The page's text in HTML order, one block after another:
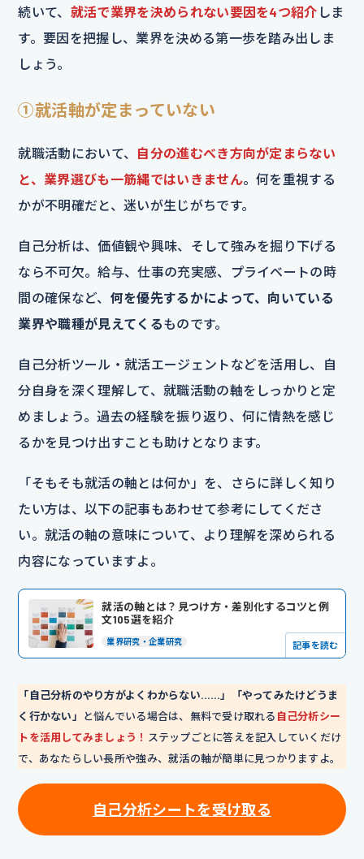
続いて、 就活で業界を決められない要因を4つ紹介 しま
す。要因を把握し、業界を決める第一歩を踏み出しま
しょう。
①就活軸が定まっていない
就職活動において、 自分の進むべき方向が定まらない
と、業界選びも一筋縄ではいきません。何を重視する
かが不明確だと、迷いが生じがちです。
自己分析は、価値観や興味、そして強みを掘り下げる
なら不可欠。給与、仕事の充実感、プライベートの時
間の確保など、 何を優先するかによって、向いている
業界や職種が見えてくるものです。
自己分析ツール・就活エージェントなどを活用し、自
分自身を深く理解して、就職活動の軸をしっかりと定
めましょう。過去の経験を振り返り、何に情熱を感じ
るかを見つけ出すことも助けとなります。
「そもそも就活の軸とは何か」を、さらに詳しく知り
たい方は、以下の記事もあわせて参考にしてくださ
い。就活の軸の意味について、より理解を深められる
内容になっていますよ。
就活の軸とは？見つけ方・差別化するコツと例
文105選を紹介
業界研究・企業研究 記事を読む
「自己分析のやり方がよくわからない……」「やってみたけどうま
く行かない」
と悩んでいる場合は、無料で受け取れる 自己分析シー
トを活用してみましょう！ ステップごとに答えを記入していくだけ
で、あなたらしい長所や強み、就活の軸が簡単に見つかりますよ。
自己分析シートを受け取る